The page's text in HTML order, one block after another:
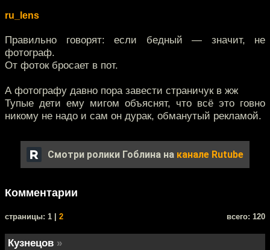
ru_lens
Правильно говорят: если бедный — значит, не
фотограф.
От фоток бросает в пот.
А фотографу давно пора завести страничук в жж
Тупые дети ему мигом объяснят, что всё это говно
никому не надо и сам он дурак, обманутый рекламой.
Смотри ролики Гоблина на канале Rutube
Комментарии
cтраницы: 1 | 2 всего: 120
Кузнецов »